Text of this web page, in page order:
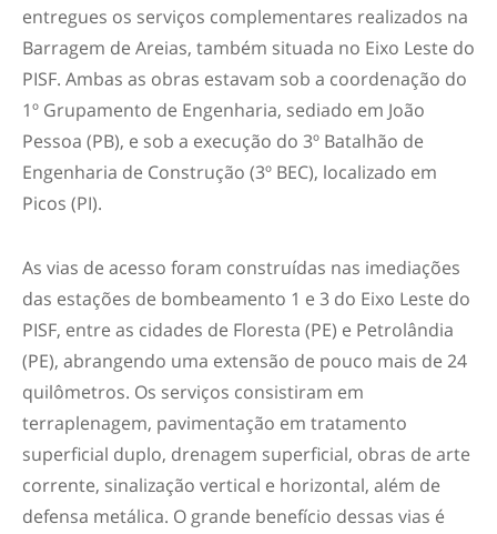
entregues os serviços complementares realizados na
Barragem de Areias, também situada no Eixo Leste do
PISF. Ambas as obras estavam sob a coordenação do
1º Grupamento de Engenharia, sediado em João
Pessoa (PB), e sob a execução do 3º Batalhão de
Engenharia de Construção (3º BEC), localizado em
Picos (PI).
As vias de acesso foram construídas nas imediações
das estações de bombeamento 1 e 3 do Eixo Leste do
PISF, entre as cidades de Floresta (PE) e Petrolândia
(PE), abrangendo uma extensão de pouco mais de 24
quilômetros. Os serviços consistiram em
terraplenagem, pavimentação em tratamento
superficial duplo, drenagem superficial, obras de arte
corrente, sinalização vertical e horizontal, além de
defensa metálica. O grande benefício dessas vias é